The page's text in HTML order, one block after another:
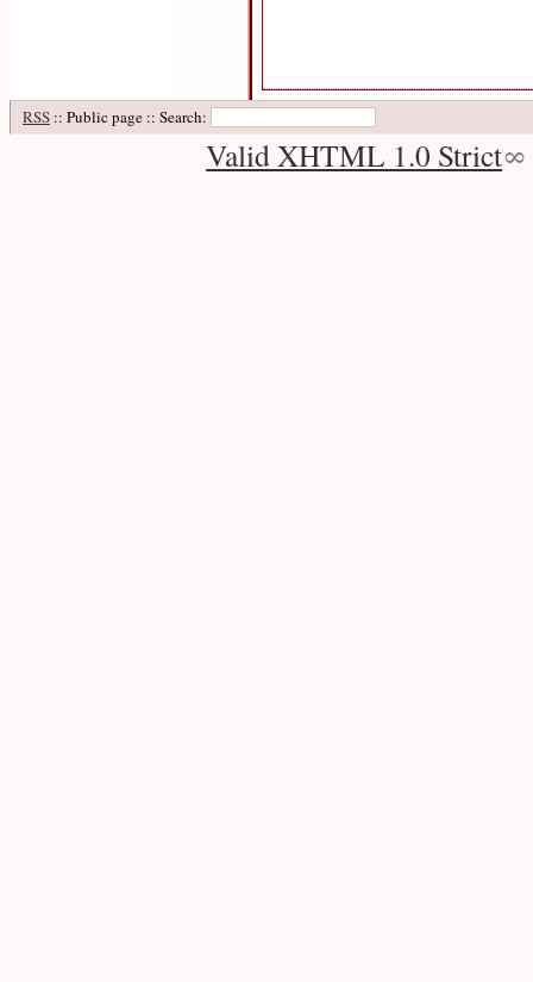
RSS :: Public page :: Search:
Valid XHTML 1.0 Strict∞